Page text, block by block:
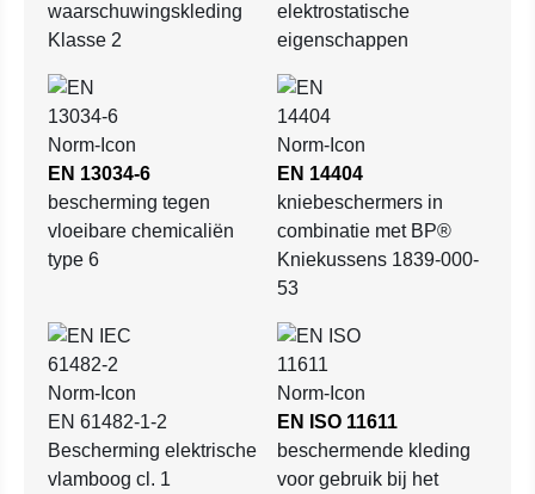
waarschuwingskleding
Klasse 2
elektrostatische
eigenschappen
EN 13034-6
bescherming tegen
vloeibare chemicaliën
type 6
EN 14404
kniebeschermers in
combinatie met BP®
Kniekussens 1839-000-
53
EN 61482-1-2
Bescherming elektrische
vlamboog cl. 1
EN ISO 11611
beschermende kleding
voor gebruik bij het